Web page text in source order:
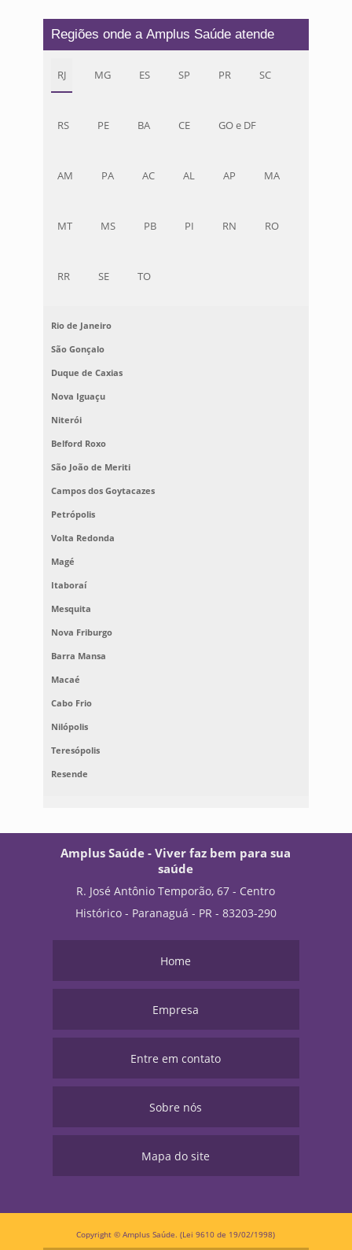
Regiões onde a Amplus Saúde atende
RJ MG ES SP PR SC
RS PE BA CE GO e DF
AM PA AC AL AP MA
MT MS PB PI RN RO
RR SE TO
Rio de Janeiro
São Gonçalo
Duque de Caxias
Nova Iguaçu
Niterói
Belford Roxo
São João de Meriti
Campos dos Goytacazes
Petrópolis
Volta Redonda
Magé
Itaboraí
Mesquita
Nova Friburgo
Barra Mansa
Macaé
Cabo Frio
Nilópolis
Teresópolis
Resende
Amplus Saúde - Viver faz bem para sua
saúde
R. José Antônio Temporão, 67 - Centro
Histórico - Paranaguá - PR - 83203-290
Home
Empresa
Entre em contato
Sobre nós
Mapa do site
Copyright © Amplus Saúde. (Lei 9610 de 19/02/1998)